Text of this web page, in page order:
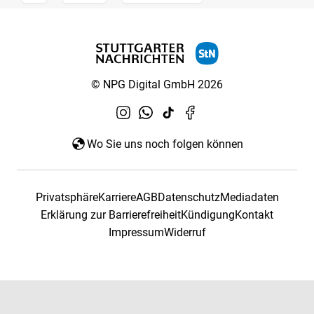
© NPG Digital GmbH 2026
Wo Sie uns noch folgen können
PrivatsphäreKarriereAGBDatenschutzMediadaten
Erklärung zur BarrierefreiheitKündigungKontakt
ImpressumWiderruf